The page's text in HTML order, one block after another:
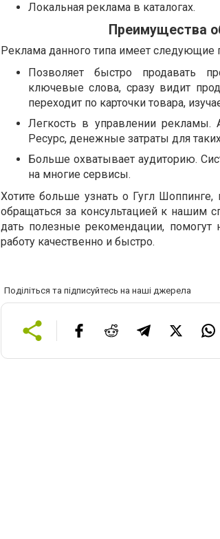
Локальная реклама в каталогах.
Преимущества
Реклама данного типа имеет следующие
Позволяет быстро продавать
ключевые слова, сразу видит
переходит по карточки товара,
Легкость в управлении рекламы.
Ресурс, денежные затраты для
Больше охватывает аудиторию.
на многие сервисы.
Хотите больше узнать о Гугл
обращаться за консультацией к нашим
дать полезные рекомендации, помогут
работу качественно и быстро.
Поділіться та підписуйтесь на наші джерела